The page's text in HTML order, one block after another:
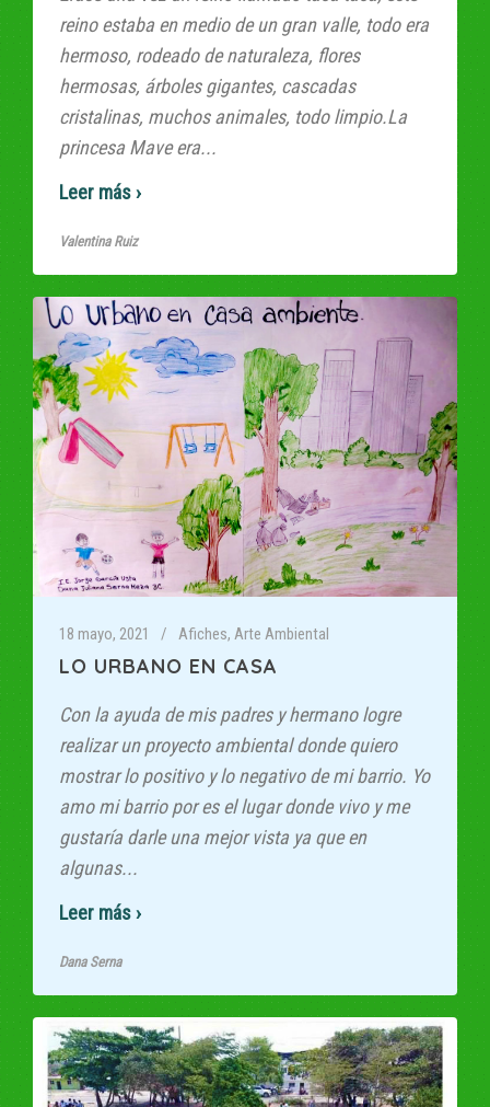
reino estaba en medio de un gran valle, todo era
hermoso, rodeado de naturaleza, flores
hermosas, árboles gigantes, cascadas
cristalinas, muchos animales, todo limpio.La
princesa Mave era...
Valentina Ruiz
18 mayo, 2021 Afiches, Arte Ambiental
LO URBANO EN CASA
Con la ayuda de mis padres y hermano logre
realizar un proyecto ambiental donde quiero
mostrar lo positivo y lo negativo de mi barrio. Yo
amo mi barrio por es el lugar donde vivo y me
gustaría darle una mejor vista ya que en
algunas...
Dana Serna